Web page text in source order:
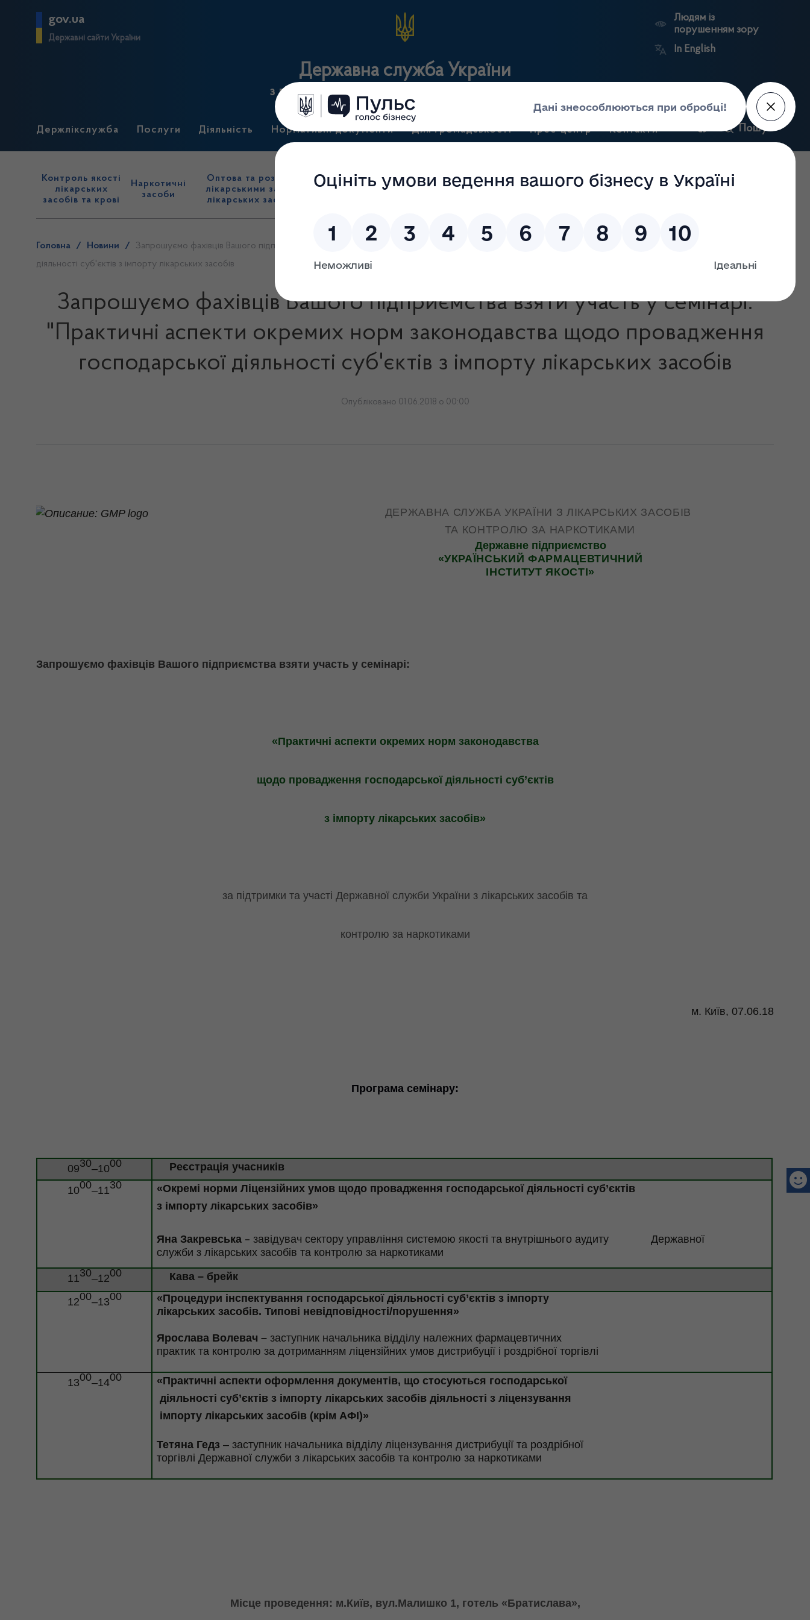
gov.ua
Державні сайти України
Державна служба України
з лікарських засобів та контролю за наркотиками
Людям із
порушенням зору
In English
Держлікслужба Послуги Діяльність Нормативні документи Для громадськості Прес-центр Контакти Пошук
Контроль якості
лікарських
засобів та крові
Наркотичні
засоби
Оптова та роздрібна торгівля
лікарськими засобами, імпорт
лікарських засобів (крім АФІ)
Державний
нагляд
виробництва лікарських
Ринковий
Державні
Антикорупційний
портал
Головна / Новини /
Запрошуємо фахівців Вашого підприємства взяти участь у семінарі: "Практичні аспекти окремих норм законодавства щодо провадження господарської
діяльності суб'єктів з імпорту лікарських засобів
Запрошуємо фахівців Вашого підприємства взяти участь у семінарі:
"Практичні аспекти окремих норм законодавства щодо провадження
господарської діяльності суб'єктів з імпорту лікарських засобів
Опубліковано 01.06.2018 о 00:00
ДЕРЖАВНА СЛУЖБА УКРАЇНИ З ЛІКАРСЬКИХ ЗАСОБІВ
ТА КОНТРОЛЮ ЗА НАРКОТИКАМИ
Державне підприємство
«УКРАЇНСЬКИЙ ФАРМАЦЕВТИЧНИЙ
ІНСТИТУТ ЯКОСТІ»
Запрошуємо фахівців Вашого підприємства взяти участь у семінарі:
«Практичні аспекти окремих норм законодавства
щодо провадження господарської діяльності суб’єктів
з імпорту лікарських засобів»
за підтримки та участі Державної служби України з лікарських засобів та
контролю за наркотиками
м. Київ, 07.06.18
Програма семінару:
0930–1000
Реєстрація учасників
1000–1130 «Окремі норми Ліцензійних умов щодо провадження господарської діяльності суб’єктів
з імпорту лікарських засобів»
Яна Закревська – завідувач сектору управління системою якості та внутрішнього аудиту
Державної
служби з лікарських засобів та контролю за наркотиками
1130–1200 Кава – брейк
1200–1300 «Процедури інспектування господарської діяльності суб’єктів з імпорту
лікарських засобів. Типові невідповідності/порушення»
Ярослава Волевач –заступник начальника відділу належних фармацевтичних
практик та контролю за дотриманням ліцензійних умов дистрибуції і роздрібної торгівлі
1300–1400 «Практичні аспекти оформлення документів, що стосуються господарської
діяльності суб’єктів з імпорту лікарських засобів діяльності з ліцензування
імпорту лікарських засобів (крім АФІ)»
Тетяна Гедз– заступник начальника відділу ліцензування дистрибуції та роздрібної
торгівліДержавної служби з лікарських засобів та контролю за наркотиками
Місце проведення: м.Київ, вул.Малишко 1, готель «Братислава»,